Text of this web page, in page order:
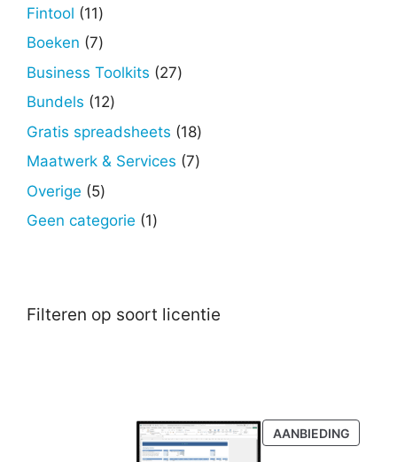
Fintool 1111
producten
Boeken 77
producten
Business Toolkits 2727
Bundels 1212
producten
Gratis spreadsheets 1818
producten
Maatwerk & Services 77
Overige 55
producten
Geen categorie 11
Filteren op soort licentie
AANBIEDING
IN